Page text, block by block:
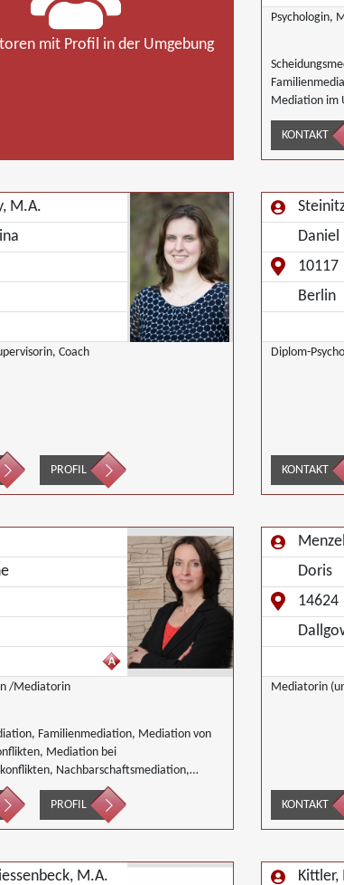
mit Profil in der Umgebung
Psychologin,
Mediation im
Mediation,
Mediation
KONTAKT
M.A.
Coach
PROFIL
Daniel
10117
Berlin
Diplom-
KONTAKT
/Mediatorin
Familienmediation, Mediation von
Mediation bei
Nachbarschaftsmediation,
PROFIL
Menzel
Doris
14624
Mediatorin
KONTAKT
M.A.
Kittler,